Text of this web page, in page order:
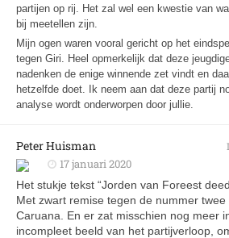
partijen op rij. Het zal wel een kwestie van
bij meetellen zijn.
Mijn ogen waren vooral gericht op het
tegen Giri. Heel opmerkelijk dat deze
nadenken de enige winnende zet vindt en
hetzelfde doet. Ik neem aan dat deze partij
analyse wordt onderworpen door jullie.
Peter Huisman
17 januari 2020
Het stukje tekst “Jorden van Foreest
Met zwart remise tegen de nummer twee
Caruana. En er zat misschien nog meer
incompleet beeld van het partijverloop,